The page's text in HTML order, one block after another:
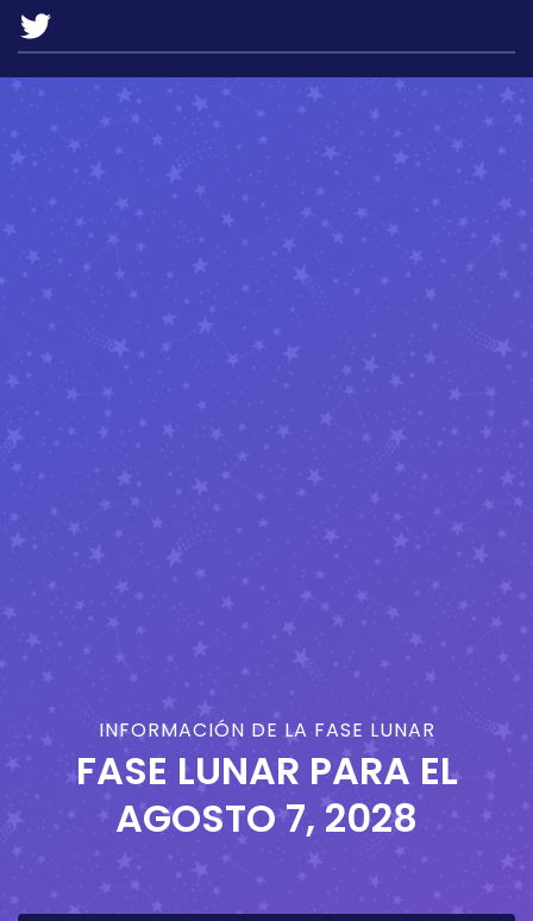
INFORMACIÓN DE LA FASE LUNAR
FASE LUNAR PARA EL
AGOSTO 7, 2028